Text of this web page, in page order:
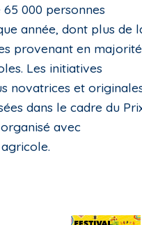
65 000 personnes
année, dont plus de
provenant en majorité
Les initiatives
novatrices et
dans le cadre du
organisé avec